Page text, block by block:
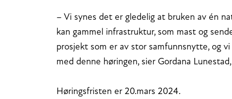
– Vi synes det er gledelig at bruken av én
kan gammel infrastruktur, som mast og
prosjekt som er av stor samfunnsnytte, og
med denne høringen, sier Gordana
Høringsfristen er 20.mars 2024.